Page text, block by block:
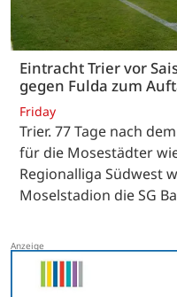
Eintracht Trier vor
gegen Fulda zum
Friday
Trier. 77 Tage nach
für die Mosestädter
Regionalliga Südwest
Moselstadion die SG